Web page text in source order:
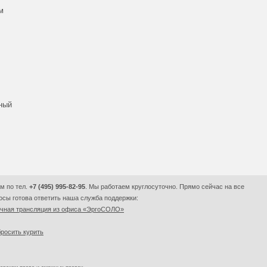
по тел. +7 (495) 995-82-95 . Мы работаем круглосуточно. Прямо сейчас на все
готова ответить наша служба поддержки:
трансляция из офиса «ЭргоСОЛО»
курить